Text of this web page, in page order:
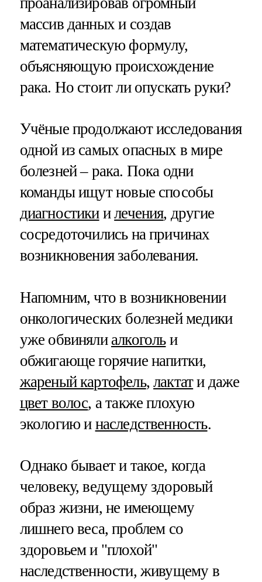
массив данных и создав
математическую формулу,
объясняющую происхождение
рака. Но стоит ли опускать руки?
Учёные продолжают исследования
одной из самых опасных в мире
болезней – рака. Пока одни
команды ищут новые способы
диагностикиилечения, другие
сосредоточились на причинах
возникновения заболевания.
Напомним, что в возникновении
онкологических болезней медики
уже обвиняли алкогольи
обжигающе горячие напитки,
жареный картофель,лактати даже
цвет волос, а также плохую
экологию и наследственность.
Однако бывает и такое, когда
человеку, ведущему здоровый
образ жизни, не имеющему
лишнего веса, проблем со
здоровьем и "плохой"
наследственности, живущему в